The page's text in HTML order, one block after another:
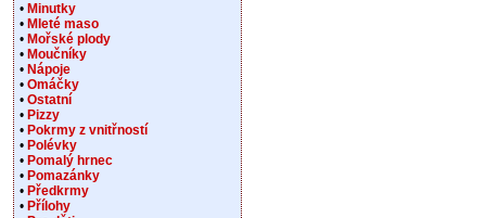
• Minutky
• Mleté maso
• Mořské plody
• Moučníky
• Nápoje
• Omáčky
• Ostatní
• Pizzy
• Pokrmy z vnitřností
• Polévky
• Pomalý hrnec
• Pomazánky
• Předkrmy
• Přílohy